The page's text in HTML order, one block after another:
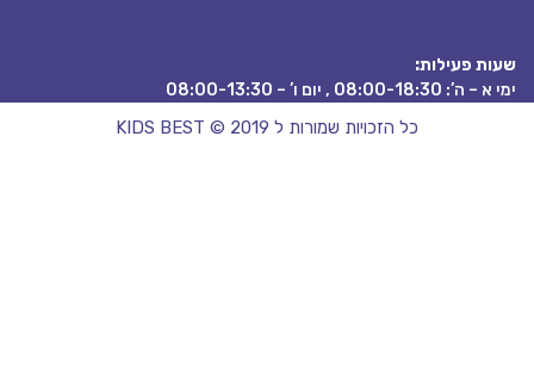
פעילות:
, יום ו’ – 08:00-13:30
כל הזכויות שמורות ל KIDS BEST © 2019